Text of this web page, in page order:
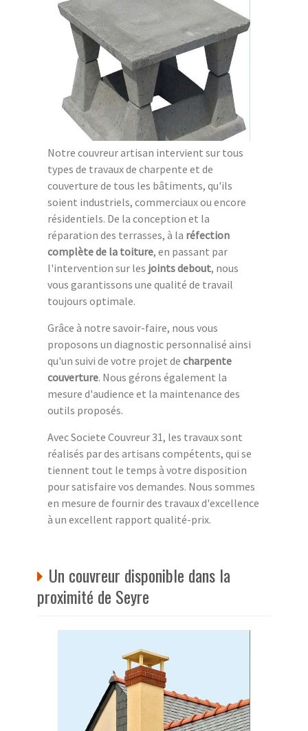
Notre couvreur artisan intervient sur tous
types de travaux de charpente et de
couverture de tous les bâtiments, qu'ils
soient industriels, commerciaux ou encore
résidentiels. De la conception et la
réparation des terrasses, à la réfection
complète de la toiture, en passant par
l'intervention sur les joints debout, nous
vous garantissons une qualité de travail
toujours optimale.
Grâce à notre savoir-faire, nous vous
proposons un diagnostic personnalisé ainsi
qu'un suivi de votre projet de charpente
couverture. Nous gérons également la
mesure d'audience et la maintenance des
outils proposés.
Avec Societe Couvreur 31, les travaux sont
réalisés par des artisans compétents, qui se
tiennent tout le temps à votre disposition
pour satisfaire vos demandes. Nous sommes
en mesure de fournir des travaux d'excellence
à un excellent rapport qualité-prix.
Un couvreur disponible dans la
proximité de Seyre